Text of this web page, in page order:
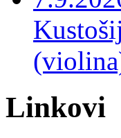
Linkovi